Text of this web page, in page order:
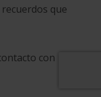
que
con